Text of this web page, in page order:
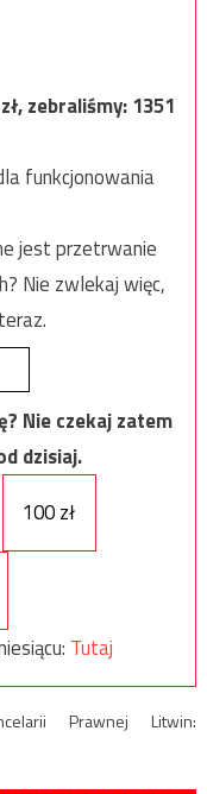
zł, zebraliśmy:1351
funkcjonowania
jest przetrwanie
Nie zwlekaj więc,
Nie czekaj zatem
dzisiaj.
100 zł
Tutaj
Prawnej Litwin: